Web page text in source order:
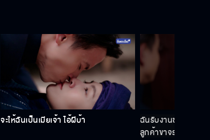
อยู่กับควายมาทั้งชีวิตก็ต้องติดนิสัย
ควายมาบ้างแหละ
เจ้ารักท่านขุนใช่มั้ย
จะให้ฉันเป็นเมียเจ้า ไอ้ผีบ้า
ฉันรับงานชำเราบุรุ
ลูกค้าขาจร